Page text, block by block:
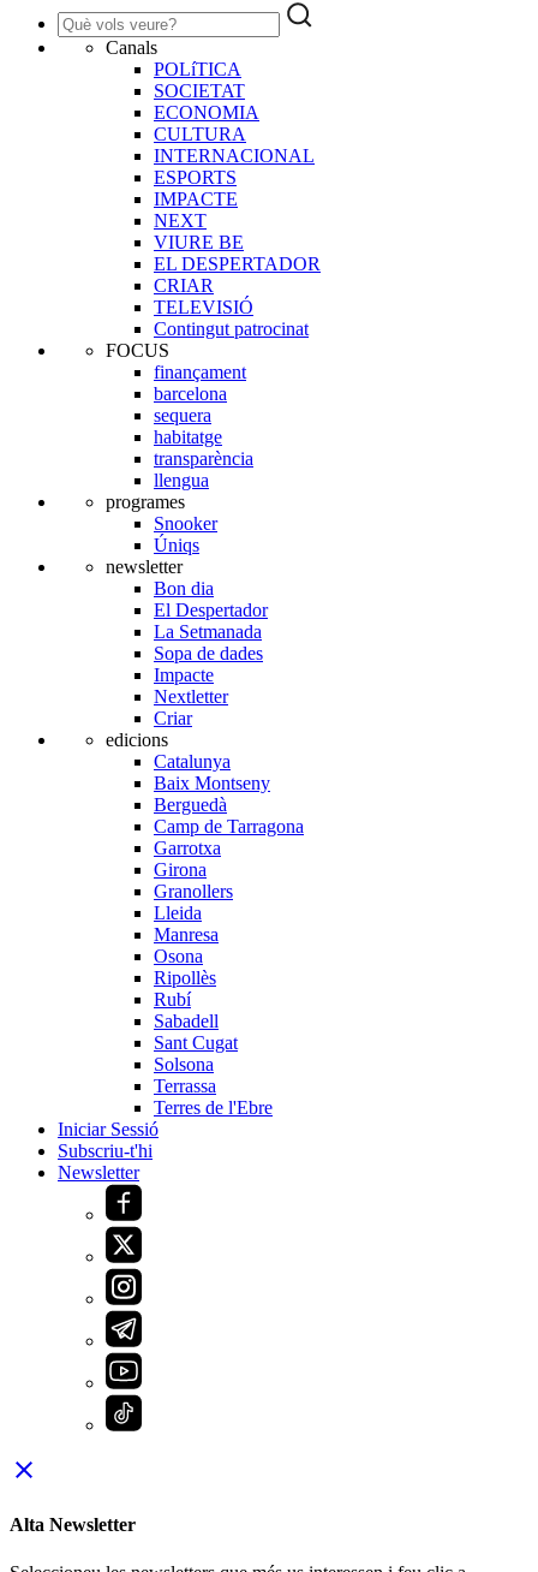
Canals
POLíTICA
SOCIETAT
ECONOMIA
CULTURA
INTERNACIONAL
ESPORTS
IMPACTE
NEXT
VIURE BE
EL DESPERTADOR
CRIAR
TELEVISIÓ
Contingut patrocinat
FOCUS
finançament
barcelona
sequera
habitatge
transparència
llengua
programes
Snooker
Úniqs
newsletter
Bon dia
El Despertador
La Setmanada
Sopa de dades
Impacte
Nextletter
Criar
edicions
Catalunya
Baix Montseny
Berguedà
Camp de Tarragona
Garrotxa
Girona
Granollers
Lleida
Manresa
Osona
Ripollès
Rubí
Sabadell
Sant Cugat
Solsona
Terrassa
Terres de l'Ebre
Iniciar Sessió
Subscriu-t'hi
Newsletter
close
Alta Newsletter